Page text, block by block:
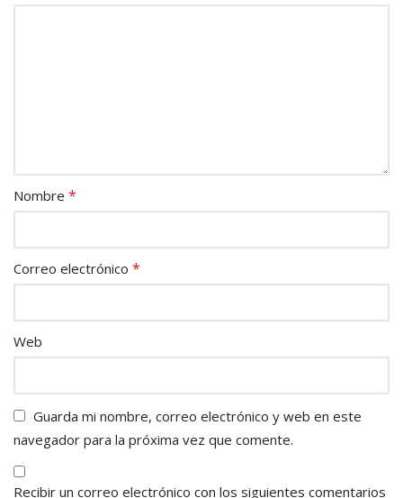
Nombre *
Correo electrónico *
Web
Guarda mi nombre, correo electrónico y web en este
navegador para la próxima vez que comente.
Recibir un correo electrónico con los siguientes comentarios